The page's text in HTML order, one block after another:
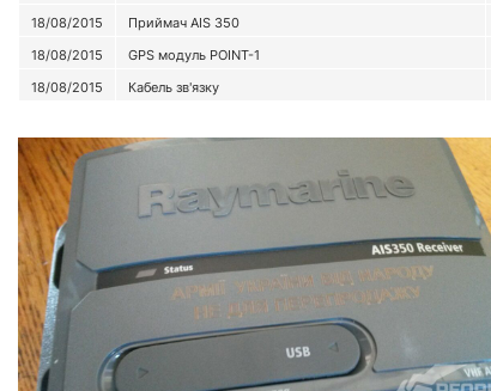
18/08/2015
Приймач AIS 350
18/08/2015
GPS модуль POINT-1
18/08/2015
Кабель зв'язку